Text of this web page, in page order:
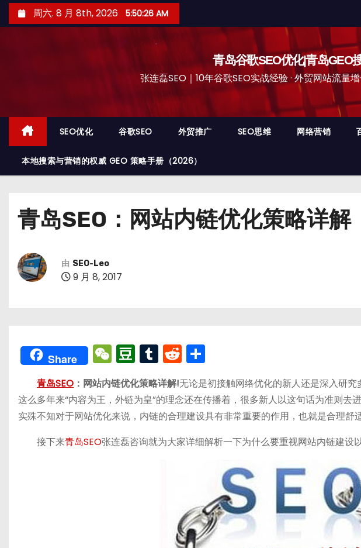
至
周六. 8 月 8th, 2026 5:50:27 AM
青岛谷歌SEO优化|青岛GEO
张连磊SEO｜10年谷歌SEO实战经验 · 外贸网站流
SEO优化 谷歌SEO 外贸推广 SEO思维 网络营销
本地搜索与营销的权威 GEO 策略手册（2026）
青岛SEO：网站内链优化策略详解
由 SEO-Leo
9 月 8, 2017
Share W
e
C
h
a
t
D
o
u
b
a
n
T
u
m
bl
r
R
e
d
di
t
享
青岛SEO ：网站内链优化策略详解!无论是初接触网络优化的新人还是深入研究
这么多年来“内容为王，外链为皇”的理念还在传播着，很多新人以这句话为准则去
实殊不知对于网站优化来说，内链的合理建设具有非常重要的作用，也就是合理舒
接下来青岛SEO张连磊咨询就为大家详细解析一下为什么要重视网站内链建设